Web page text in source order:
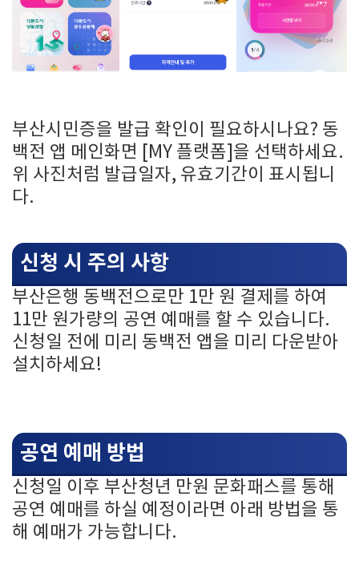
부산시민증을 발급 확인이 필요하시나요? 동
백전 앱 메인화면 [MY 플랫폼]을 선택하세요.
위 사진처럼 발급일자, 유효기간이 표시됩니
다.
신청 시 주의 사항
부산은행 동백전으로만 1만 원 결제를 하여
11만 원가량의 공연 예매를 할 수 있습니다.
신청일 전에 미리 동백전 앱을 미리 다운받아
설치하세요!
공연 예매 방법
신청일 이후 부산청년 만원 문화패스를 통해
공연 예매를 하실 예정이라면 아래 방법을 통
해 예매가 가능합니다.